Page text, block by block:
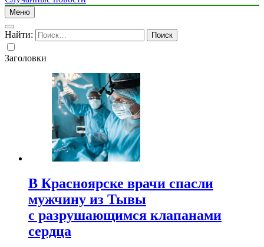
Меню
Найти:
Заголовки
В Красноярске врачи спасли
мужчину из Тывы
с разрушающимся клапанами
сердца